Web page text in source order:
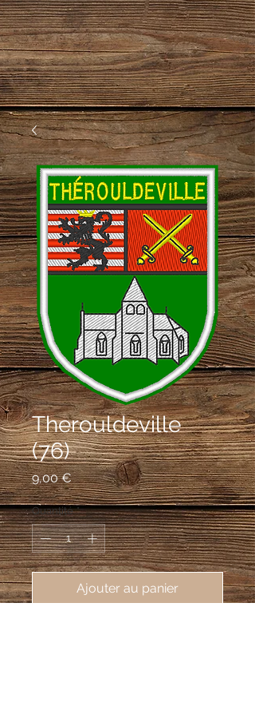
Therouldeville
(76)
9,00 €Prix
Quantité *
Ajouter au panier